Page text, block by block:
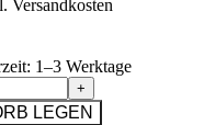
Versandkosten
1–3 Werktage
+
LEGEN